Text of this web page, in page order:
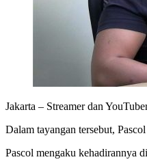
Jakarta – Streamer dan
Dalam tayangan tersebut,
Pascol mengaku kehadirannya